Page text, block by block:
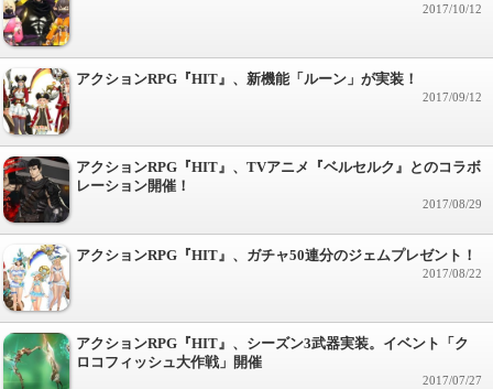
2017/10/12
アクションRPG『HIT』、新機能「ルーン」が実装！
2017/09/12
アクションRPG『HIT』、TVアニメ『ベルセルク』とのコラボ
レーション開催！
2017/08/29
アクションRPG『HIT』、ガチャ50連分のジェムプレゼント！
2017/08/22
アクションRPG『HIT』、シーズン3武器実装。イベント「ク
ロコフィッシュ大作戦」開催
2017/07/27